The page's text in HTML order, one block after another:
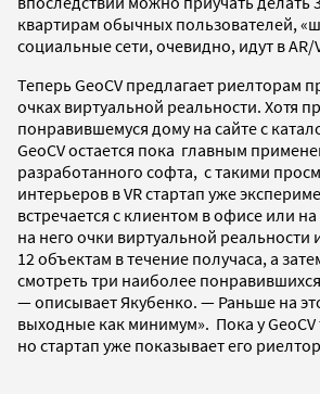
квартирам обычных пользователей,
социальные сети, очевидно, идут в AR/
Теперь GeoCV предлагает риелторам
очках виртуальной реальности. Хотя
понравившемуся дому на сайте с
GeoCV остается пока главным
разработанного софта, с такими
интерьеров в VR стартап уже
встречается с клиентом в офисе или
на него очки виртуальной реальности
12 объектам в течение получаса, а
смотреть три наиболее
— описывает Якубенко. — Раньше на
выходные как минимум». Пока у
но стартап уже показывает его